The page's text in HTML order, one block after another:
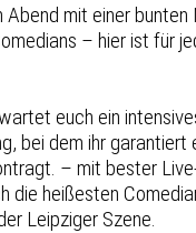
mit einer bunten
– hier ist für
euch ein
bei dem ihr garantiert
– mit bester
die heißesten
Leipziger Szene.